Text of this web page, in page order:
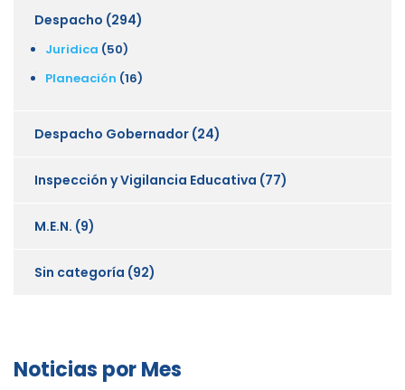
Despacho (294)
Juridica (50)
Planeación (16)
Despacho Gobernador (24)
Inspección y Vigilancia Educativa (77)
M.E.N. (9)
Sin categoría (92)
Noticias por Mes